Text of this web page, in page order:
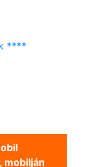
****
mobilján